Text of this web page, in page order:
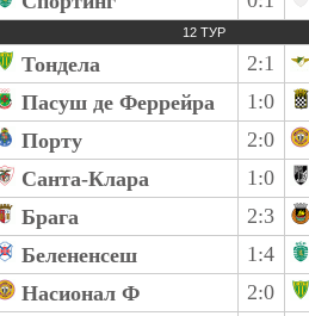
12 ТУР
Тондела 2:1
Пасуш де Феррейра 1:0
Порту 2:0
Санта-Клара 1:0
Брага 2:3
Белененсеш 1:4
Насионал Ф 2:0